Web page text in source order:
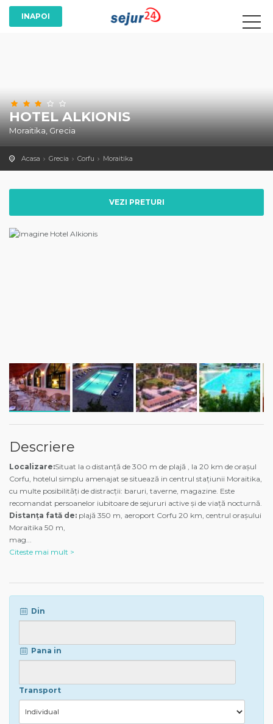
HOTEL ALKIONIS
Moraitika, Grecia
Acasa Grecia Corfu Moraitika
VEZI PRETURI
Descriere
Localizare:Situat la o distanță de 300 m de plajă , la 20 km de orașul
Corfu, hotelul simplu amenajat se situează in centrul stațiunii Moraitika,
cu multe posibilități de distracții: baruri, taverne, magazine. Este
recomandat persoanelor iubitoare de sejururi active și de viață nocturnă.
Distanța fată de: plajă 350 m, aeroport Corfu 20 km, centrul orașului
Moraitika 50 m,
mag
Citeste mai mult >
Din
Pana in
Transport